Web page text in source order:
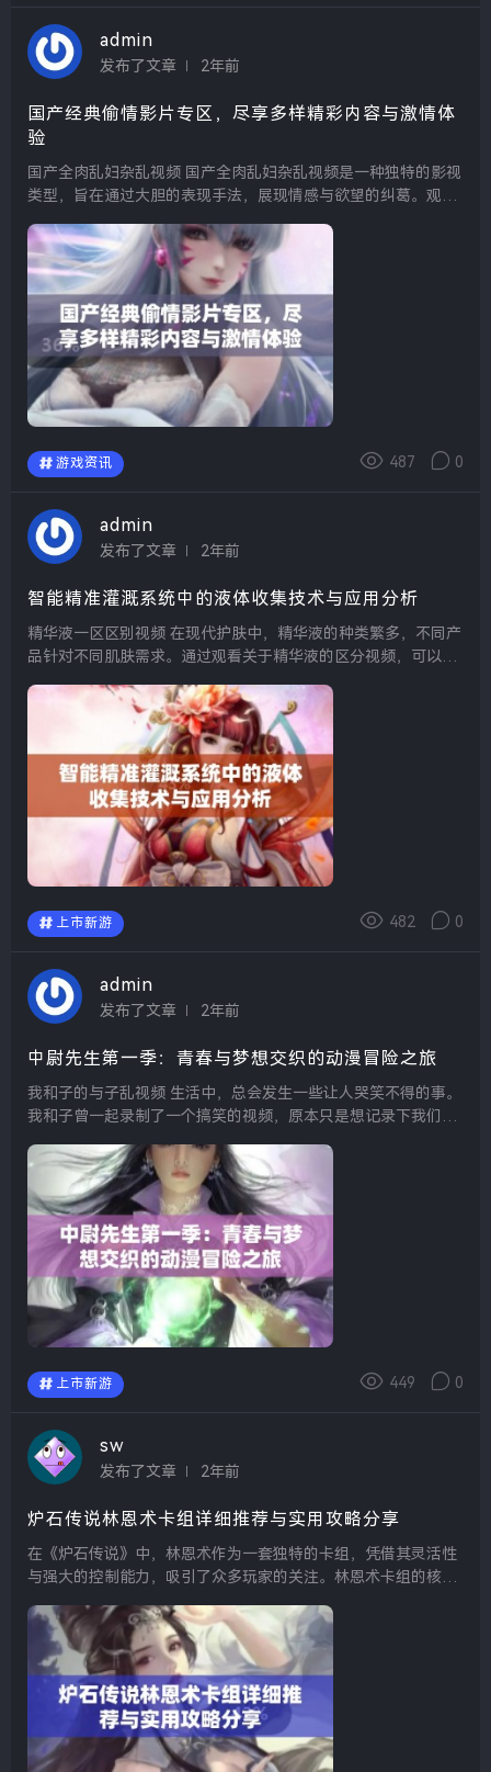
admin
发布了文章 2年前
国产经典偷情影片专区，尽享多样精彩内容与激情体
验
国产全肉乱妇杂乱视频 国产全肉乱妇杂乱视频是一种独特的影视
类型，旨在通过大胆的表现手法，展现情感与欲望的纠葛。观众
仿佛置身于其中，感受到角色之间复杂的关系与冲...
游戏资讯 487 0
admin
发布了文章 2年前
智能精准灌溉系统中的液体收集技术与应用分析
精华液一区区别视频 在现代护肤中，精华液的种类繁多，不同产
品针对不同肌肤需求。通过观看关于精华液的区分视频，可以帮
常会详细解说每种精华液的成分、适用肤质以...
上市新游 482 0
admin
发布了文章 2年前
中尉先生第一季：青春与梦想交织的动漫冒险之旅
我和子的与子乱视频 生活中，总会发生一些让人哭笑不得的事。
我和子曾一起录制了一个搞笑的视频，原本只是想记录下我们的
恶意，但还是让我们忍俊不禁。朋友们纷纷打趣...
上市新游 449 0
sw
发布了文章 2年前
炉石传说林恩术卡组详细推荐与实用攻略分享
在《炉石传说》中，林恩术作为一套独特的卡组，凭借其灵活性
与强大的控制能力，吸引了众多玩家的关注。林恩术卡组的核心
并最终实现击杀。这篇文章将详细介绍林恩术卡组的构建思
路、...